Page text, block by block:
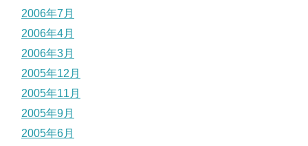
2006年7月
2006年4月
2006年3月
2005年12月
2005年11月
2005年9月
2005年6月